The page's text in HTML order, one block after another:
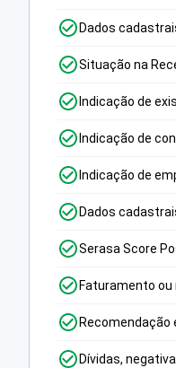
Dados
Situação na
Indicação de
Indicação de
Indicação de
Dados
Serasa Score
Faturamento
Recomendação
Dívidas,